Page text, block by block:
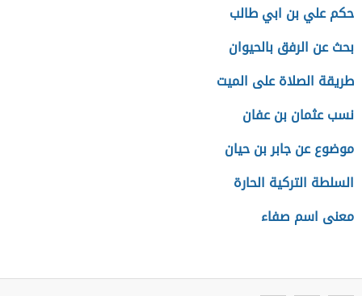
حكم علي بن ابي طالب
بحث عن الرفق بالحيوان
طريقة الصلاة على الميت
نسب عثمان بن عفان
موضوع عن جابر بن حيان
السلطة التركية الحارة
معنى اسم صفاء